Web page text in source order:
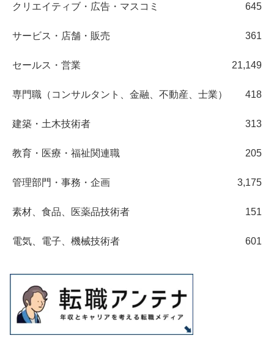
クリエイティブ・広告・マスコミ 645
サービス・店舗・販売 361
セールス・営業 21,149
専門職（コンサルタント、金融、不動産、士業） 418
建築・土木技術者 313
教育・医療・福祉関連職 205
管理部門・事務・企画 3,175
素材、食品、医薬品技術者 151
電気、電子、機械技術者 601